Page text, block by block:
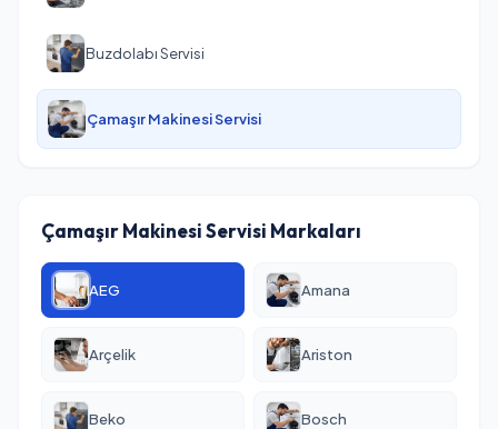
Buzdolabı Servisi
Çamaşır Makinesi Servisi
Çamaşır Makinesi Servisi Markaları
AEG Amana
Arçelik Ariston
Beko Bosch